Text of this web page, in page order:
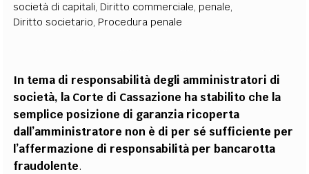
società di capitali, Diritto commerciale, penale,
Diritto societario, Procedura penale
In tema di responsabilità degli amministratori di
società, la Corte di Cassazione ha stabilito che la
semplice posizione di garanzia ricoperta
dall’amministratore non è di per sé sufficiente per
l’affermazione di responsabilità per bancarotta
fraudolente.